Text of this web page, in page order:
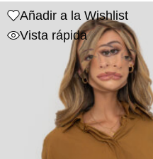
Añadir a la Wishlist
Vista rápida